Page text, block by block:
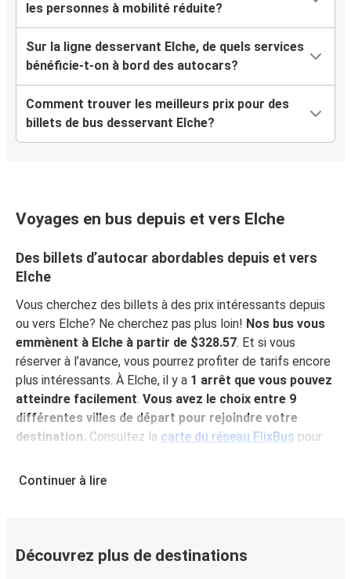
les personnes à mobilité réduite?
Sur la ligne desservant Elche, de quels services
bénéficie-t-on à bord des autocars?
Comment trouver les meilleurs prix pour des
billets de bus desservant Elche?
Voyages en bus depuis et vers Elche
Des billets d’autocar abordables depuis et vers
Elche
Vous cherchez des billets à des prix intéressants depuis
ou vers Elche? Ne cherchez pas plus loin! Nos bus vous
emmènent à Elche à partir de $328.57. Et si vous
réserver à l’avance, vous pourrez profiter de tarifs encore
plus intéressants. À Elche, il y a 1 arrêt que vous pouvez
atteindre facilement. Vous avez le choix entre 9
différentes villes de départ pour rejoindre votre
destination. Consultez la carte du réseau FlixBus pour
ville!
FlixBus représente le choix idéal en termes de prix
abordables et de confort pour vos déplacements vers ou
Continuer à lire
Découvrez plus de destinations